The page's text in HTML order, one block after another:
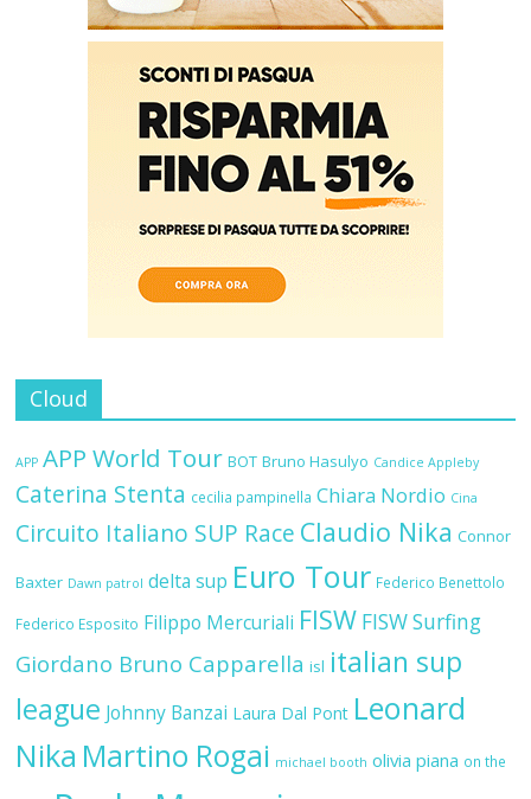
Cloud
APP APP World Tour BOT Bruno Hasulyo Candice Appleby
Caterina Stenta cecilia pampinella Chiara Nordio Cina
Circuito Italiano SUP Race Claudio Nika Connor
Baxter Dawn patrol delta sup Euro Tour Federico Benettolo
Federico Esposito Filippo Mercuriali FISW FISW Surfing
Giordano Bruno Capparella isl italian sup
league Johnny Banzai Laura Dal Pont Leonard
Nika Martino Rogai michael booth olivia piana on the